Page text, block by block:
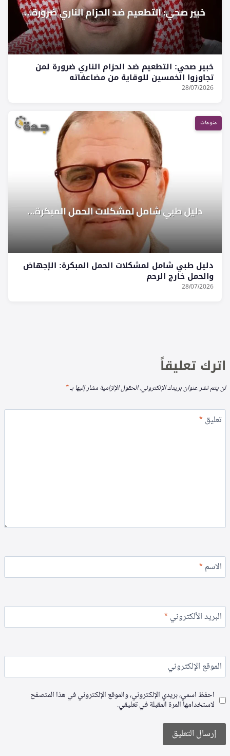
خبير صحي: التطعيم ضد الحزام الناري ضرورة لمن
تجاوزوا الخمسين للوقاية من مضاعفاته
28/07/2026
منوعات
دليل طبي شامل لمشكلات الحمل المبكرة: الإجهاض
والحمل خارج الرحم
28/07/2026
اترك تعليقاً
لن يتم نشر عنوان بريدك الإلكتروني.الحقول الإلزامية مشار إليها بـ*
تعليق*
الاسم*
البريد الألكتروني*
الموقع الإلكتروني
احفظ اسمي، بريدي الإلكتروني، والموقع الإلكتروني في هذا المتصفح
لاستخدامها المرة المقبلة في تعليقي.